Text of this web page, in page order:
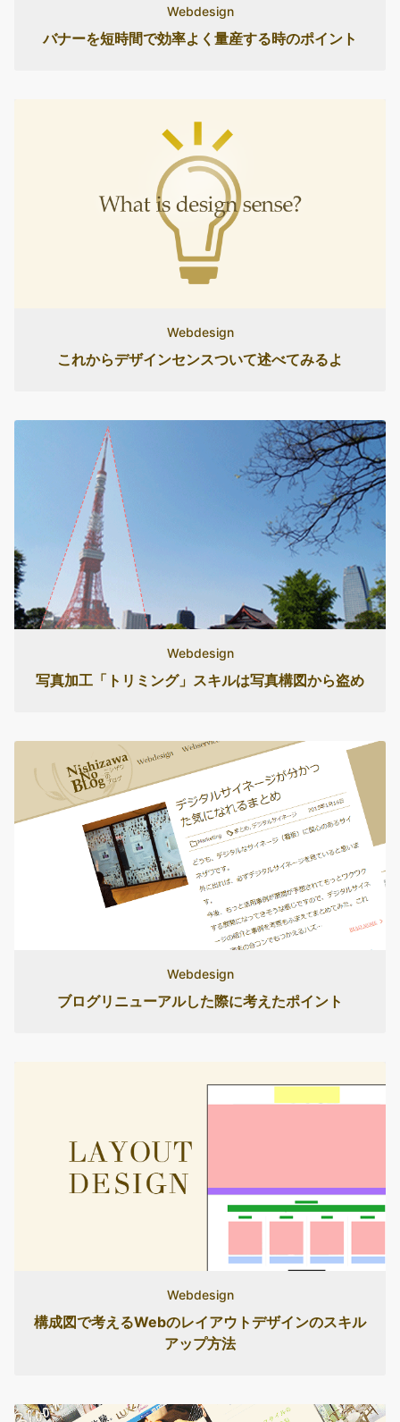
Webdesign
バナーを短時間で効率よく量産する時のポイント
Webdesign
これからデザインセンスついて述べてみるよ
Webdesign
写真加工「トリミング」スキルは写真構図から盗め
Webdesign
ブログリニューアルした際に考えたポイント
Webdesign
構成図で考えるWebのレイアウトデザインのスキル
アップ方法